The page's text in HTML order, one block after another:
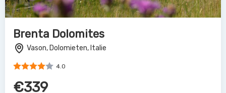
Brenta Dolomites
Vason, Dolomieten, Italie
4.0
€339